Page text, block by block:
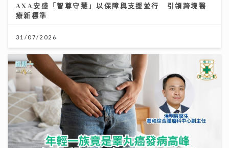
AXA安盛「智尊守慧」以保障與支援並行 引領跨境醫
療新標準
31/07/2026